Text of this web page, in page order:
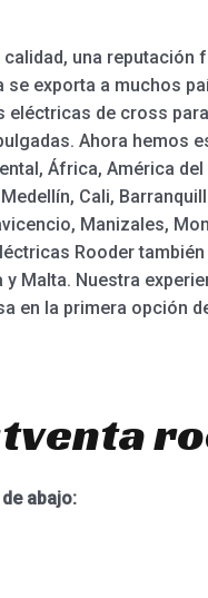
una
exporta a muchos
de cross
Ahora hemos
África, América
Cali,
Manizales,
Rooder
y Malta. Nuestra
en la primera opción
abajo: